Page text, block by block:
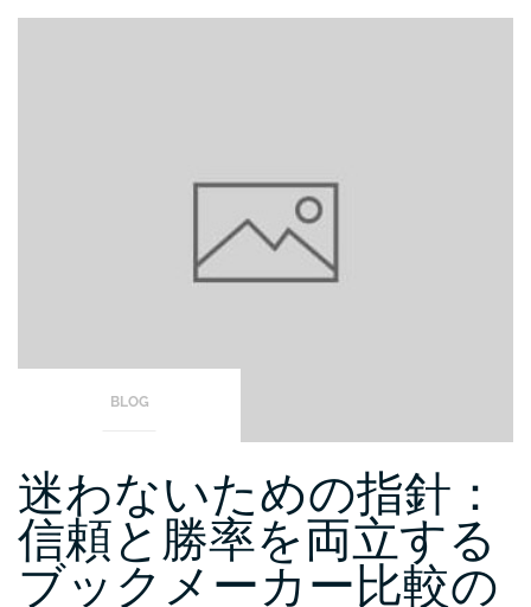
BLOG
迷わないための指針：
信頼と勝率を両立する
ブックメーカー比較の